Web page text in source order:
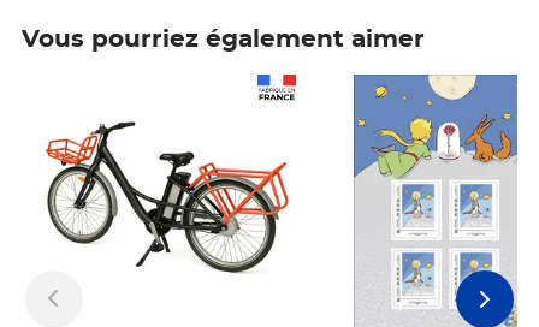
Vous pourriez également aimer
Prix 7,50€